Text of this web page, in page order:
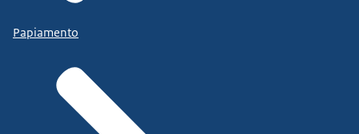
Papiamento